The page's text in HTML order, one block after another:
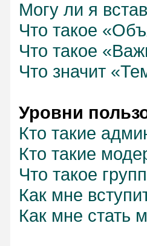
Могу ли я
Что такое
Что такое
Что значит
Уровни
Кто такие
Кто такие
Что такое
Как мне
Как мне стать